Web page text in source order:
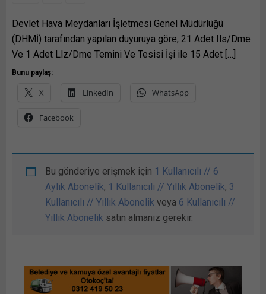
Devlet Hava Meydanları İşletmesi Genel Müdürlüğü
(DHMİ) tarafından yapılan duyuruya göre, 21 Adet Ils/Dme
Ve 1 Adet Llz/Dme Temini Ve Tesisi İşi ile 15 Adet […]
Bunu paylaş:
X LinkedIn WhatsApp
Facebook
Bu gönderiye erişmek için 1 Kullanıcılı // 6
Aylık Abonelik, 1 Kullanıcılı // Yıllık Abonelik, 3
Kullanıcılı // Yıllık Abonelik veya 6 Kullanıcılı //
Yıllık Abonelik satın almanız gerekir.